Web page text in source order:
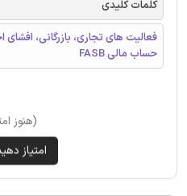
کلمات کلیدی
فعالیت های تجاری، بازرگانی، افشای
حساب مالی FASB
(هنوز